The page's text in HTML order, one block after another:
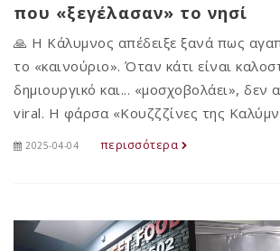
που «ξεγέλασαν» το νησί
🙏 Η Κάλυμνος απέδειξε ξανά πως
το «καινούριο». Όταν κάτι είναι
δημιουργικό και... «μοσχοβολάει», δεν
viral. Η φάρσα «Κουζζζίνες της
2025-04-04 περισσότερα